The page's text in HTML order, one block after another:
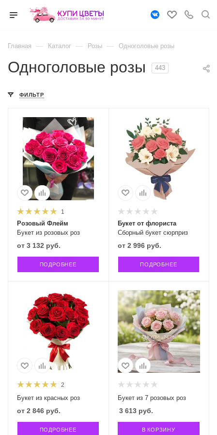
Главная — Каталог — Розы — Одноголовые розы
Одноголовые розы 443
ФИЛЬТР
1
Букет из розовых роз
Розовый Флейм
от 3 132 руб.
ПОДРОБНЕЕ
Сборный букет сюрприз
Букет от флориста
от 2 996 руб.
ПОДРОБНЕЕ
2
Букет из красных роз
от 2 846 руб.
ПОДРОБНЕЕ
Букет из 7 розовых роз
3 613руб.
В КОРЗИНУ